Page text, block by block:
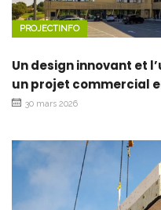
PROJECTINFO
Un design innovant et
un projet commercial
30 mars 2026